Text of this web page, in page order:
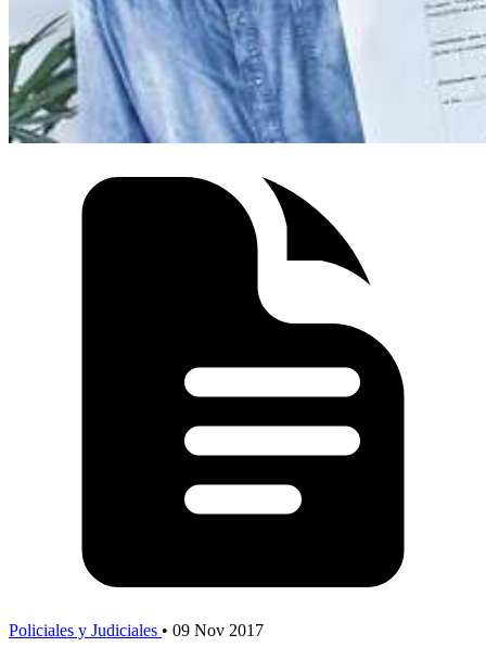
Policiales y Judiciales • 09 Nov 2017